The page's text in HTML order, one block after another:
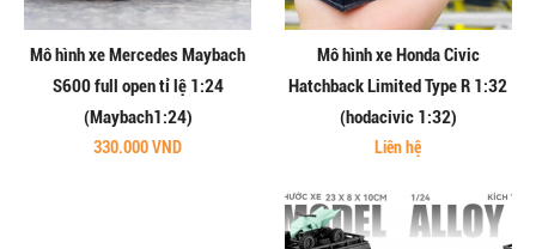
Mô hình xe Mercedes Maybach
S600 full open tỉ lệ 1:24
(Maybach1:24)
330.000 VND
Mô hình xe Honda Civic
Hatchback Limited Type R 1:32
(hodacivic 1:32)
Liên hệ